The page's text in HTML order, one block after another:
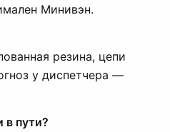
Минивэн.
резина, цепи
у диспетчера —
пути?